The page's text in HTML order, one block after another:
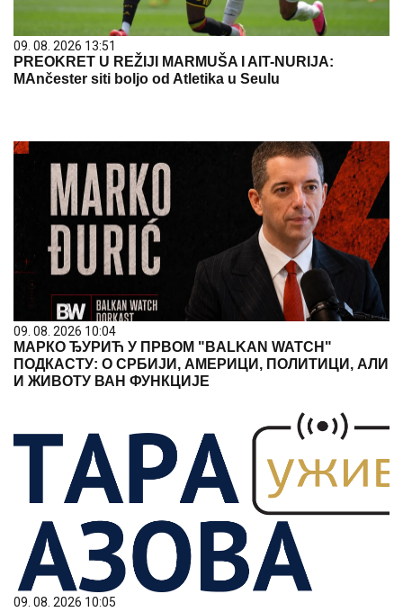
09. 08. 2026 13:51
PREOKRET U REŽIJI MARMUŠA I AIT-NURIJA:
MAnčester siti boljo od Atletika u Seulu
09. 08. 2026 10:04
МАРКО ЂУРИЋ У ПРВОМ "BALKAN WATCH"
ПОДКАСТУ: О СРБИЈИ, АМЕРИЦИ, ПОЛИТИЦИ, АЛИ
И ЖИВОТУ ВАН ФУНКЦИЈЕ
09. 08. 2026 10:05